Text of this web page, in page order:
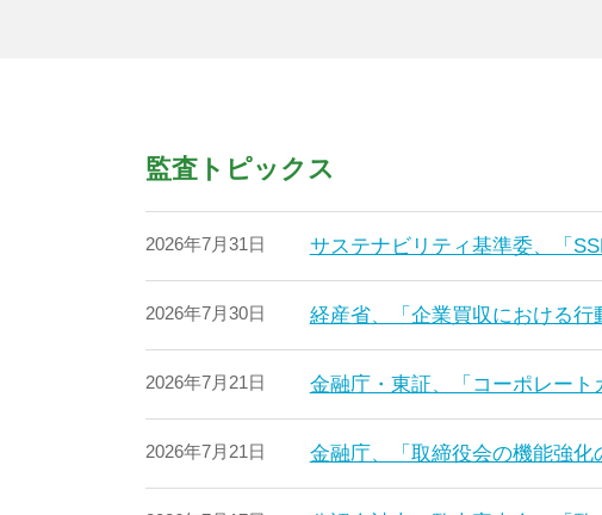
監査トピックス
2026年7月31日 サステナビリティ基準委、「
2026年7月30日 経産省、「企業買収における
2026年7月21日 金融庁・東証、「コーポレー
2026年7月21日 金融庁、「取締役会の機能強